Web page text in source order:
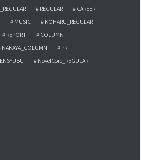
# REGULAR
# CAREER
# MUSIC
# KOHARU_REGULAR
# REPORT
# COLUMN
NAKAYA_COLUMN
# PR
# NovelCore_REGULAR